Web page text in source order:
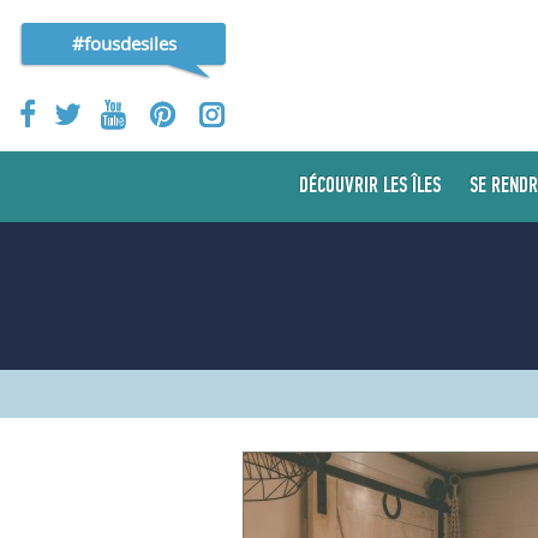
#fousdesiles
DÉCOUVRIR LES ÎLES SE